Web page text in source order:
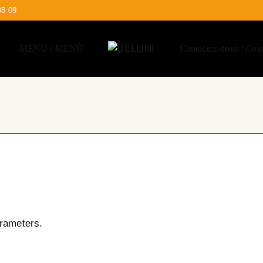
09
MENU / MENÙ Contactez-nous /